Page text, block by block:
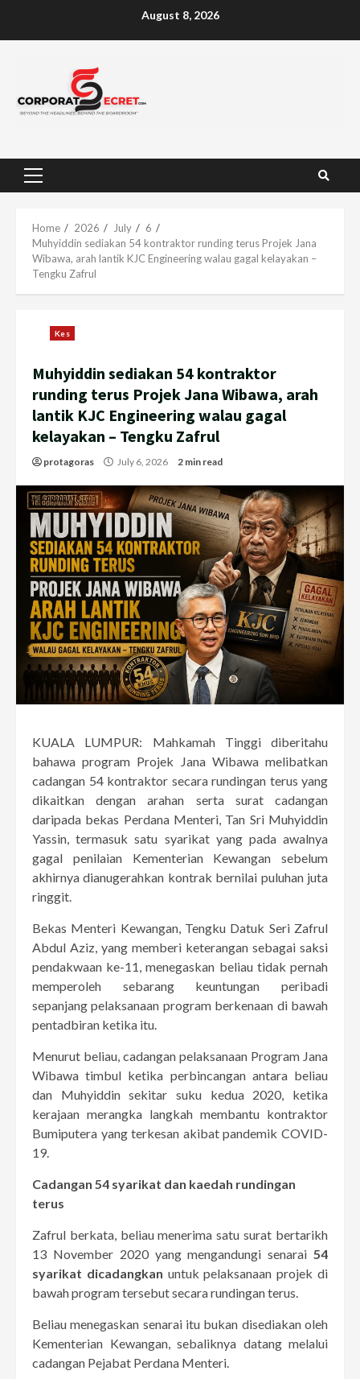
August 8, 2026
Primary
Home 2026 July
6
Muhyiddin sediakan 54 kontraktor runding terus Projek Jana
Wibawa, arah lantik KJC Engineering walau gagal kelayakan –
Tengku Zafrul
Kes
Muhyiddin sediakan 54 kontraktor
runding terus Projek Jana Wibawa, arah
lantik KJC Engineering walau gagal
kelayakan – Tengku Zafrul
protagoras July 6, 2026 2 min read
KUALA LUMPUR: Mahkamah Tinggi diberitahu
bahawa program Projek Jana Wibawa melibatkan
cadangan 54 kontraktor secara rundingan terus yang
dikaitkan dengan arahan serta surat cadangan
daripada bekas Perdana Menteri, Tan Sri Muhyiddin
Yassin, termasuk satu syarikat yang pada awalnya
gagal penilaian Kementerian Kewangan sebelum
akhirnya dianugerahkan kontrak bernilai puluhan juta
ringgit.
Bekas Menteri Kewangan, Tengku Datuk Seri Zafrul
Abdul Aziz, yang memberi keterangan sebagai saksi
pendakwaan ke-11, menegaskan beliau tidak pernah
memperoleh sebarang keuntungan peribadi
sepanjang pelaksanaan program berkenaan di bawah
pentadbiran ketika itu.
Menurut beliau, cadangan pelaksanaan Program Jana
Wibawa timbul ketika perbincangan antara beliau
dan Muhyiddin sekitar suku kedua 2020, ketika
kerajaan merangka langkah membantu kontraktor
Bumiputera yang terkesan akibat pandemik COVID-
19.
Cadangan 54 syarikat dan kaedah rundingan
terus
Zafrul berkata, beliau menerima satu surat bertarikh
13 November 2020 yang mengandungi senarai 54
syarikat dicadangkan untuk pelaksanaan projek di
bawah program tersebut secara rundingan terus.
Beliau menegaskan senarai itu bukan disediakan oleh
Kementerian Kewangan, sebaliknya datang melalui
cadangan Pejabat Perdana Menteri.